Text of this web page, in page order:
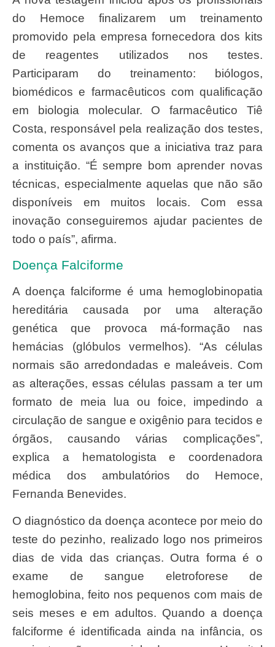
do Hemoce finalizarem um treinamento
promovido pela empresa fornecedora dos kits
de reagentes utilizados nos testes.
Participaram do treinamento: biólogos,
biomédicos e farmacêuticos com qualificação
em biologia molecular. O farmacêutico Tiê
Costa, responsável pela realização dos testes,
comenta os avanços que a iniciativa traz para
a instituição. “É sempre bom aprender novas
técnicas, especialmente aquelas que não são
disponíveis em muitos locais. Com essa
inovação conseguiremos ajudar pacientes de
todo o país”, afirma.
Doença Falciforme
A doença falciforme é uma hemoglobinopatia
hereditária causada por uma alteração
genética que provoca má-formação nas
hemácias (glóbulos vermelhos). “As células
normais são arredondadas e maleáveis. Com
as alterações, essas células passam a ter um
formato de meia lua ou foice, impedindo a
circulação de sangue e oxigênio para tecidos e
órgãos, causando várias complicações”,
explica a hematologista e coordenadora
médica dos ambulatórios do Hemoce,
Fernanda Benevides.
O diagnóstico da doença acontece por meio do
teste do pezinho, realizado logo nos primeiros
dias de vida das crianças. Outra forma é o
exame de sangue eletroforese de
hemoglobina, feito nos pequenos com mais de
seis meses e em adultos. Quando a doença
falciforme é identificada ainda na infância, os